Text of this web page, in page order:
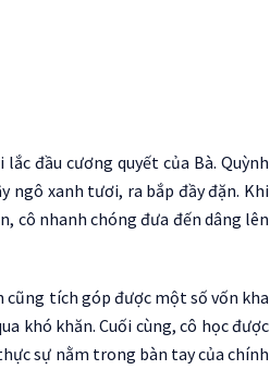
đầu cương quyết của Bà. Quỳnh
ngô xanh tươi, ra bắp đầy đặn. Khi
cô nhanh chóng đưa đến dâng lên
cũng tích góp được một số vốn kha
khó khăn. Cuối cùng, cô học được
sự nằm trong bàn tay của chính